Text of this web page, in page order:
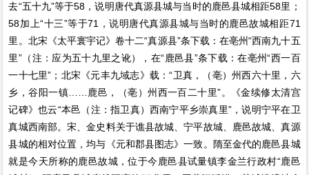
去“五十九”等于58，说明唐代真源县城与当时的鹿邑县城相距58里；
58加上“十三”等于71，说明唐代真源县城与当时的鹿邑故城相距71
里。北宋《太平寰宇记》卷十二“真源县”条下载：在亳州“西南九十五
里”（注：应为五十九里之讹），在“鹿邑县”条下载：在亳州“西一百
一十七里”；北宋《元丰九域志》载：“卫真，（亳）州西六十里，六
乡，谷阳一镇……鹿邑，（亳）州西一百二十里”。《金续修太清宫
记碑》也云“本邑（注：指卫真）西南宁平乡崇真里”，说明宁平在卫
真城西南部。宋、金史料关于谯县故城、宁平故城、鹿邑故城、真源
县城的相对位置，均与《元和郡县图志》一致。隋至金代的鹿邑县城
就是今天所称的鹿邑故城，位于今鹿邑县试量镇李金兰行政村“鹿邑